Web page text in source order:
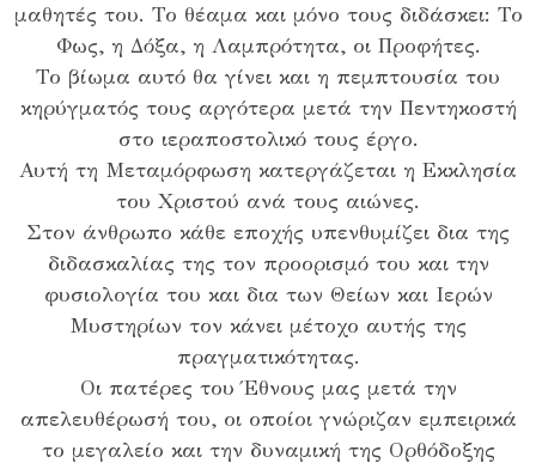
μαθητές του. Το θέαμα και μόνο τους διδάσκει: Το
Φως, η Δόξα, η Λαμπρότητα, οι Προφήτες.
Το βίωμα αυτό θα γίνει και η πεμπτουσία του
κηρύγματός τους αργότερα μετά την Πεντηκοστή
στο ιεραποστολικό τους έργο.
Αυτή τη Μεταμόρφωση κατεργάζεται η Εκκλησία
του Χριστού ανά τους αιώνες.
Στον άνθρωπο κάθε εποχής υπενθυμίζει δια της
διδασκαλίας της τον προορισμό του και την
φυσιολογία του και δια των Θείων και Ιερών
Μυστηρίων τον κάνει μέτοχο αυτής της
πραγματικότητας.
Οι πατέρες του Έθνους μας μετά την
απελευθέρωσή του, οι οποίοι γνώριζαν εμπειρικά
το μεγαλείο και την δυναμική της Ορθόδοξης